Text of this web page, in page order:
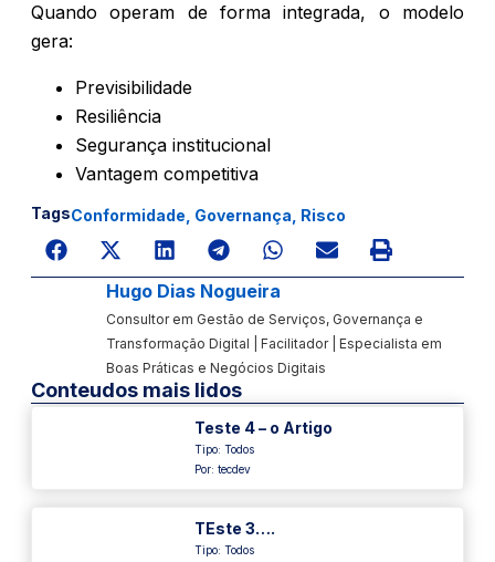
Quando operam de forma integrada, o modelo
gera:
Previsibilidade
Resiliência
Segurança institucional
Vantagem competitiva
TagsConformidade Governança Risco
Hugo Dias Nogueira
Consultor em Gestão de Serviços, Governança e
Transformação Digital | Facilitador | Especialista em
Boas Práticas e Negócios Digitais
Conteudos mais lidos
Teste 4 – o Artigo
Tipo: Todos
Por: tecdev
TEste 3….
Tipo: Todos